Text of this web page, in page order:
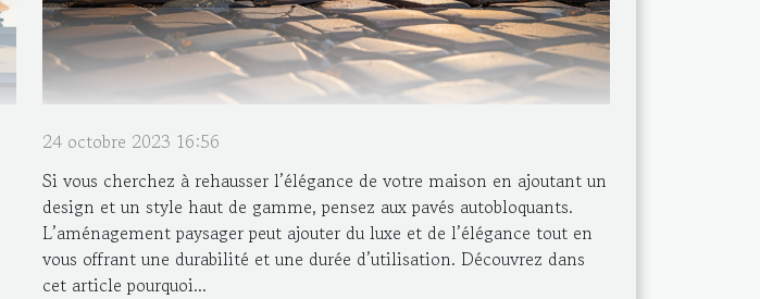
24 octobre 2023 16:56
Si vous cherchez à rehausser l’élégance de votre maison en ajoutant un
design et un style haut de gamme, pensez aux pavés autobloquants.
L’aménagement paysager peut ajouter du luxe et de l’élégance tout en
vous offrant une durabilité et une durée d’utilisation. Découvrez dans
cet article pourquoi...